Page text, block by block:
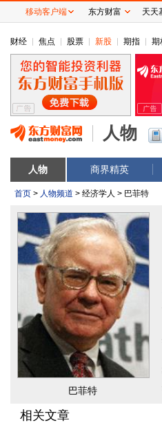
财经 焦点 股票 新股 期指 期
人物
人物 商界精英
首页 > 人物频道 > 经济学人 > 巴菲特
巴菲特
相关文章
移动客户端 东方财富 天天